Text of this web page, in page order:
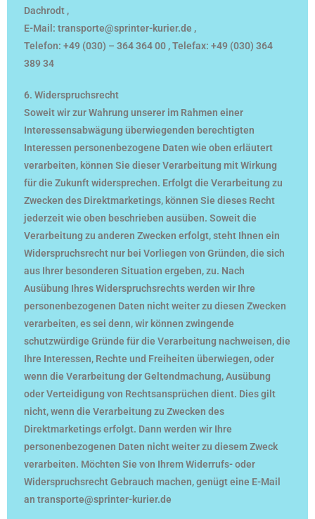
Dachrodt ,
E-Mail: transporte@sprinter-kurier.de ,
Telefon: +49 (030) – 364 364 00 , Telefax: +49 (030) 364
389 34
6. Widerspruchsrecht
Soweit wir zur Wahrung unserer im Rahmen einer
Interessensabwägung überwiegenden berechtigten
Interessen personenbezogene Daten wie oben erläutert
verarbeiten, können Sie dieser Verarbeitung mit Wirkung
für die Zukunft widersprechen. Erfolgt die Verarbeitung zu
Zwecken des Direktmarketings, können Sie dieses Recht
jederzeit wie oben beschrieben ausüben. Soweit die
Verarbeitung zu anderen Zwecken erfolgt, steht Ihnen ein
Widerspruchsrecht nur bei Vorliegen von Gründen, die sich
aus Ihrer besonderen Situation ergeben, zu. Nach
Ausübung Ihres Widerspruchsrechts werden wir Ihre
personenbezogenen Daten nicht weiter zu diesen Zwecken
verarbeiten, es sei denn, wir können zwingende
schutzwürdige Gründe für die Verarbeitung nachweisen, die
Ihre Interessen, Rechte und Freiheiten überwiegen, oder
wenn die Verarbeitung der Geltendmachung, Ausübung
oder Verteidigung von Rechtsansprüchen dient. Dies gilt
nicht, wenn die Verarbeitung zu Zwecken des
Direktmarketings erfolgt. Dann werden wir Ihre
personenbezogenen Daten nicht weiter zu diesem Zweck
verarbeiten. Möchten Sie von Ihrem Widerrufs- oder
Widerspruchsrecht Gebrauch machen, genügt eine E-Mail
an transporte@sprinter-kurier.de